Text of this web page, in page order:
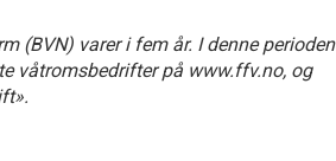
(BVN) varer i fem år. I denne perioden
våtromsbedrifter på www.ffv.no, og